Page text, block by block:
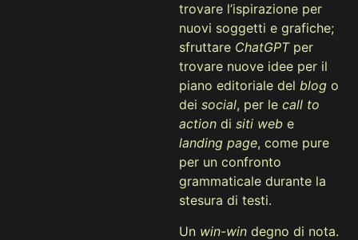
trovare l’ispirazione per
nuovi soggetti e grafiche;
sfruttare ChatGPTper
trovare nuove idee per il
piano editoriale del blog o
dei social, per le call to
action di siti web e
landing page, come pure
per un confronto
grammaticale durante la
stesura di testi.
Un win-win degno di nota.